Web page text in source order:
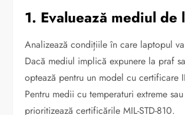
1. Evaluează mediul de
Analizează condițiile în care laptopul
Dacă mediul implică expunere la praf
optează pentru un model cu certificare
Pentru medii cu temperaturi extreme
prioritizează certificările MIL-STD-810.